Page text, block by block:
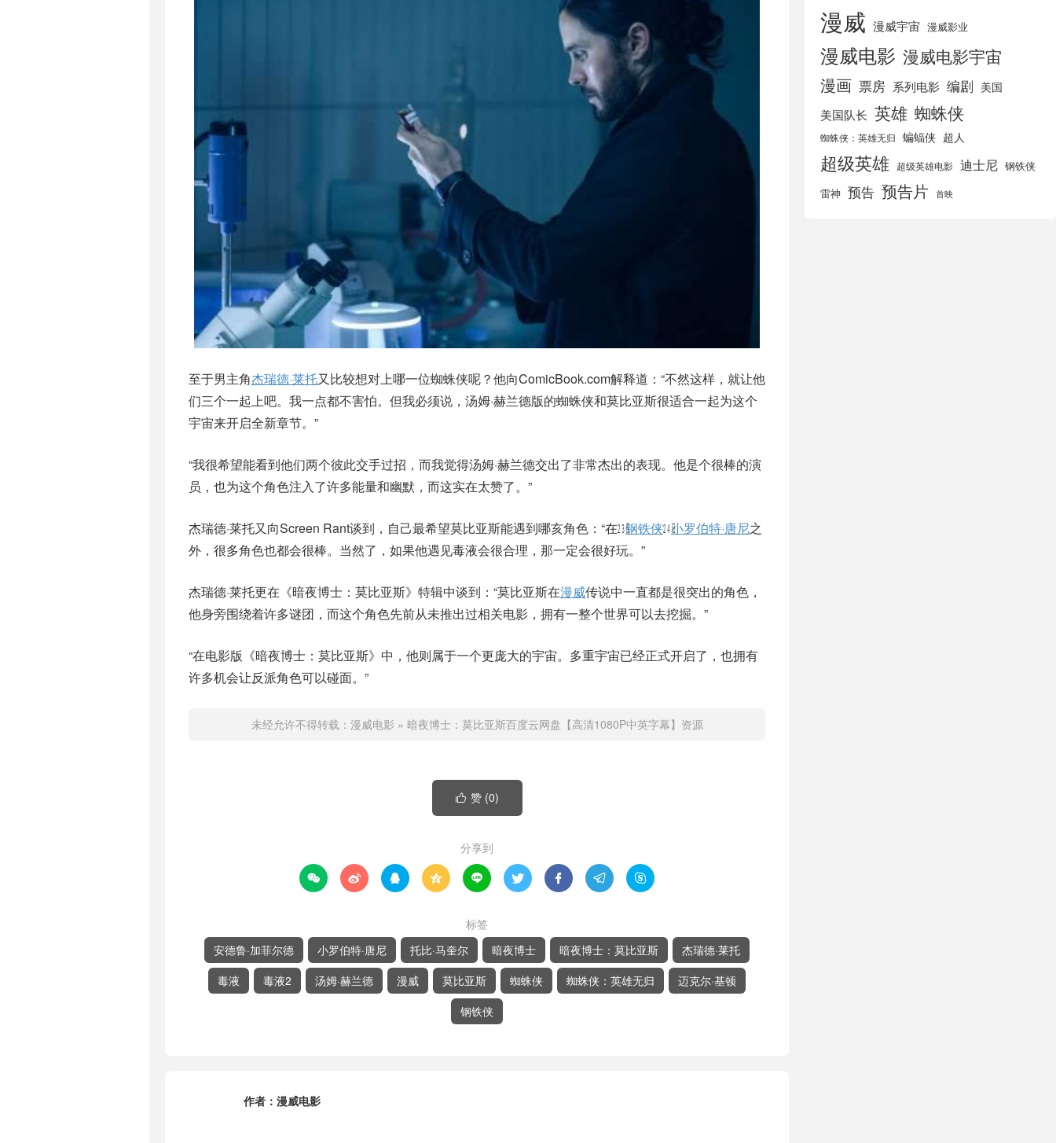
至于男主角杰瑞德·莱托又比较想对上哪一位蜘蛛侠呢？他向ComicBook.com解释道：“不然这样，就让他
们三个一起上吧。我一点都不害怕。但我必须说，汤姆·赫兰德版的蜘蛛侠和莫比亚斯很适合一起为这个
宇宙来开启全新章节。”
“我很希望能看到他们两个彼此交手过招，而我觉得汤姆·赫兰德交出了非常杰出的表现。他是个很棒的演
员，也为这个角色注入了许多能量和幽默，而这实在太赞了。”
杰瑞德·莱托又向Screen Rant谈到，自己最希望莫比亚斯能遇到哪亥角色：“在㏶钢铁侠㏷小罗伯特·唐尼之
外，很多角色也都会很棒。当然了，如果他遇见毒液会很合理，那一定会很好玩。”
杰瑞德·莱托更在《暗夜博士：莫比亚斯》特辑中谈到：“莫比亚斯在漫威传说中一直都是很突出的角色，
他身旁围绕着许多谜团，而这个角色先前从未推出过相关电影，拥有一整个世界可以去挖掘。”
“在电影版《暗夜博士：莫比亚斯》中，他则属于一个更庞大的宇宙。多重宇宙已经正式开启了，也拥有
许多机会让反派角色可以碰面。”
未经允许不得转载： 漫威电影 » 暗夜博士：莫比亚斯百度云网盘【高清1080P中英字幕】资源
 赞 (0)
分享到
        
标签
安德鲁·加菲尔德
小罗伯特·唐尼 托比·马奎尔 暗夜博士 暗夜博士：莫比亚斯
杰瑞德·莱托
毒液
毒液2 汤姆·赫兰德 漫威 莫比亚斯 蜘蛛侠 蜘蛛侠：英雄无归
迈克尔·基顿
钢铁侠
作者： 漫威电影
漫威 漫威宇宙 漫威影业
漫威电影 漫威电影宇宙
漫画 票房 系列电影 编剧 美国
美国队长 英雄 蜘蛛侠
蜘蛛侠：英雄无归 蝙蝠侠 超人
超级英雄 超级英雄电影 迪士尼 钢铁侠
雷神 预告 预告片 首映